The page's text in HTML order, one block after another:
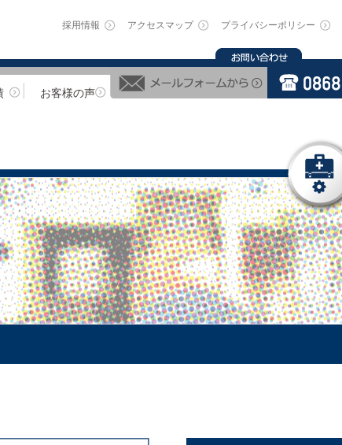
採用情報 アクセスマップ プライバシーポリシー
お客様の声